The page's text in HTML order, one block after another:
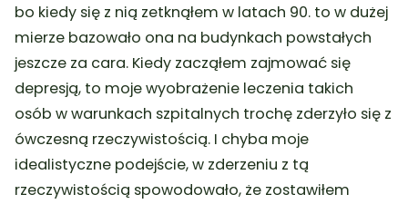
bo kiedy się z nią zetknąłem w latach 90. to w dużej
mierze bazowało ona na budynkach powstałych
jeszcze za cara. Kiedy zacząłem zajmować się
depresją, to moje wyobrażenie leczenia takich
osób w warunkach szpitalnych trochę zderzyło się z
ówczesną rzeczywistością. I chyba moje
idealistyczne podejście, w zderzeniu z tą
rzeczywistością spowodowało, że zostawiłem